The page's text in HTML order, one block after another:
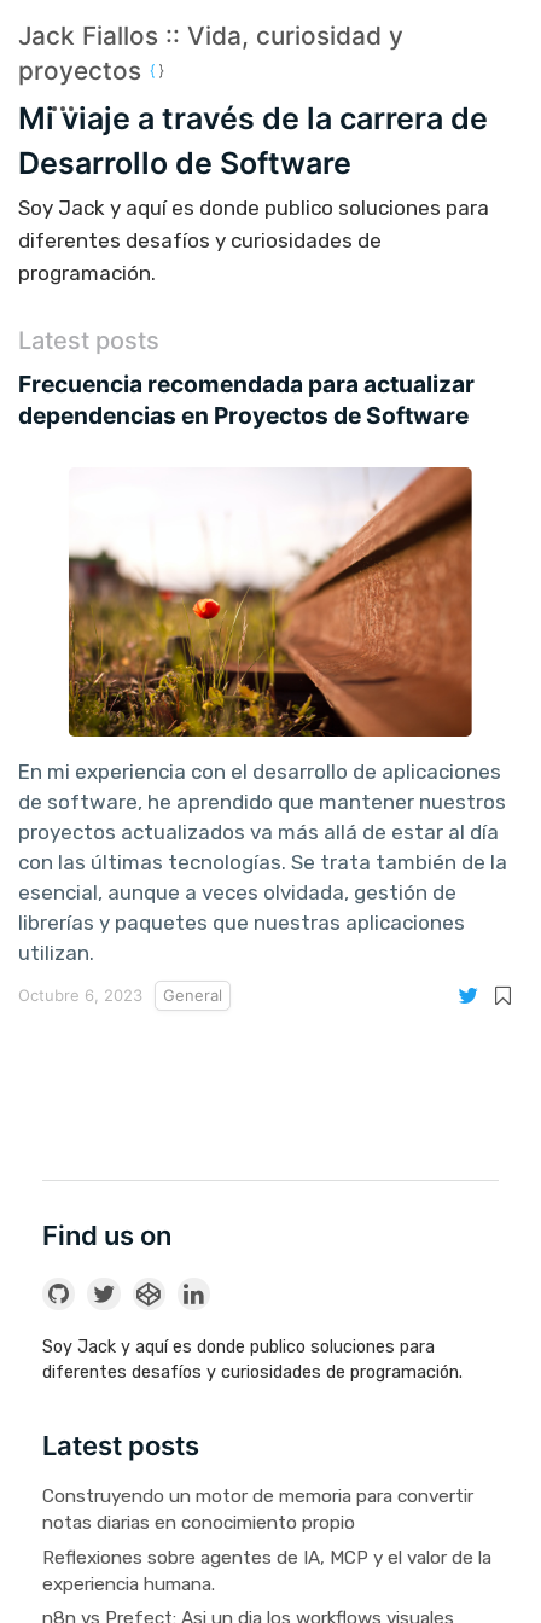
Jack Fiallos :: Vida, curiosidad y
proyectos
Mi viaje a través de la carrera de
Desarrollo de Software
Soy Jack y aquí es donde publico soluciones para
diferentes desafíos y curiosidades de
programación.
Latest posts
Frecuencia recomendada para actualizar
dependencias en Proyectos de Software
En mi experiencia con el desarrollo de aplicaciones
de software, he aprendido que mantener nuestros
proyectos actualizados va más allá de estar al día
con las últimas tecnologías. Se trata también de la
esencial, aunque a veces olvidada, gestión de
librerías y paquetes que nuestras aplicaciones
utilizan.
Octubre 6, 2023 General
Find us on
Soy Jack y aquí es donde publico soluciones para
diferentes desafíos y curiosidades de programación.
Latest posts
Construyendo un motor de memoria para convertir
notas diarias en conocimiento propio
Reflexiones sobre agentes de IA, MCP y el valor de la
experiencia humana.
n8n vs Prefect: Asi un dia los workflows visuales